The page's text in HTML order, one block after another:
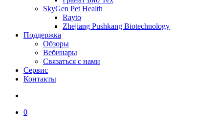
SkyGen Pet Health
Rayto
Zhejiang Pushkang Biotechnology
Поддержка
Обзоры
Вебинары
Связаться с нами
Сервис
Контакты
0